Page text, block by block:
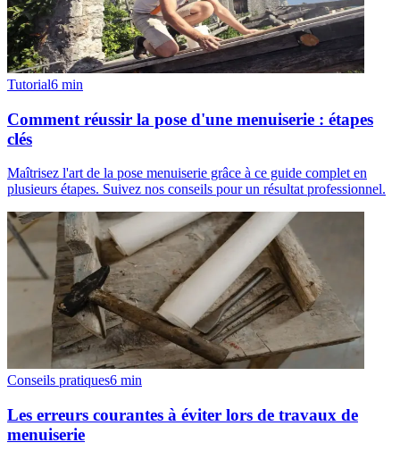
Tutorial6 min
Comment réussir la pose d'une menuiserie : étapes
clés
Maîtrisez l'art de la pose menuiserie grâce à ce guide complet en
plusieurs étapes. Suivez nos conseils pour un résultat professionnel.
Conseils pratiques6 min
Les erreurs courantes à éviter lors de travaux de
menuiserie